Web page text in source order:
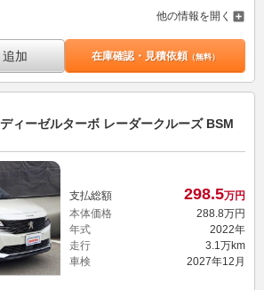
他の情報を開く
加 在庫確認・見積依頼（無料）
ィーゼルターボ レーダークルーズ BSM
支払総額 298.5万円
本体価格
288.8万円
年式
2022年
走行
3.1万km
車検
2027年12月